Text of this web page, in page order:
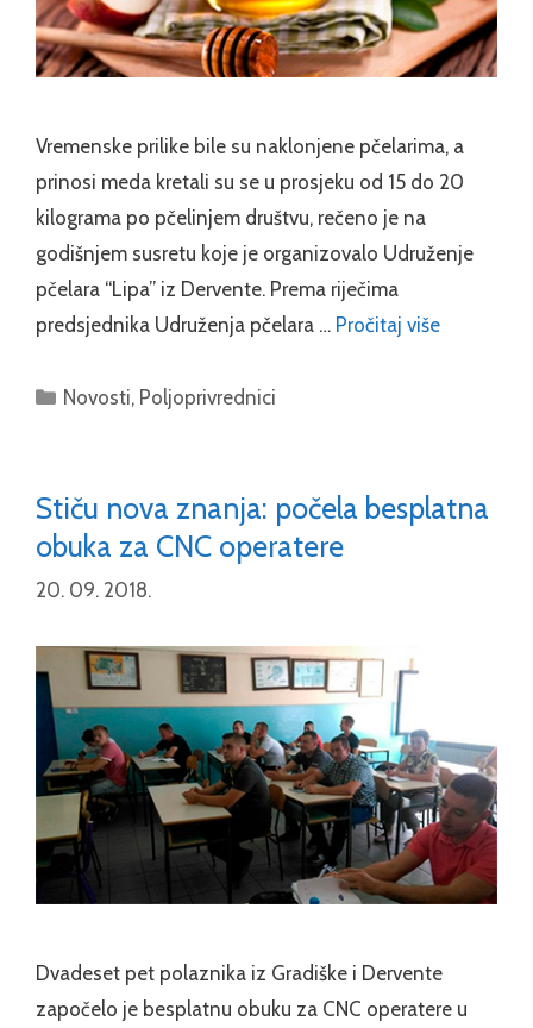
Vremenske prilike bile su naklonjene pčelarima, a
prinosi meda kretali su se u prosjeku od 15 do 20
kilograma po pčelinjem društvu, rečeno je na
godišnjem susretu koje je organizovalo Udruženje
pčelara “Lipa” iz Dervente. Prema riječima
predsjednika Udruženja pčelara … Pročitaj više
Categories
Novosti, Poljoprivrednici
Stiču nova znanja: počela besplatna
obuka za CNC operatere
20. 09. 2018.
Dvadeset pet polaznika iz Gradiške i Dervente
započelo je besplatnu obuku za CNC operatere u